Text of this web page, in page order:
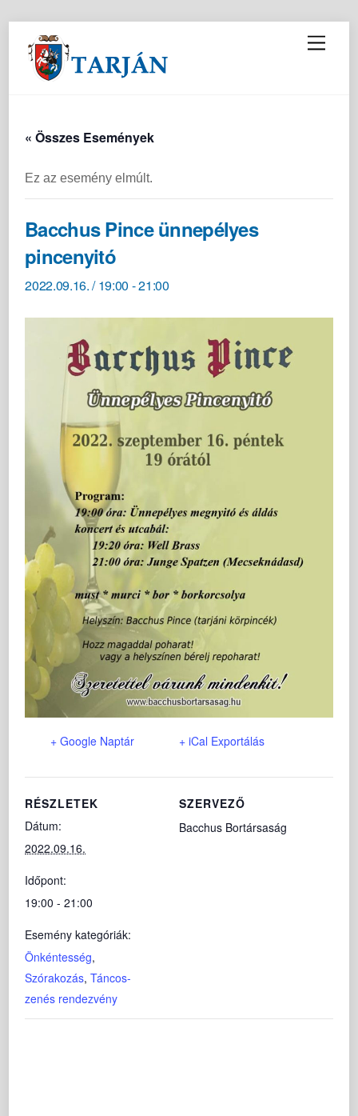
M
e
« Összes Események
Ez az esemény elmúlt.
Bacchus Pince ünnepélyes
pincenyitó
2022.09.16. / 19:00 -21:00
+ Google Naptár + iCal Exportálás
RÉSZLETEK
Dátum:
2022.09.16.
Időpont:
19:00 - 21:00
Esemény kategóriák:
Önkéntesség,
Szórakozás,Táncos-
zenés rendezvény
SZERVEZŐ
Bacchus Bortársaság